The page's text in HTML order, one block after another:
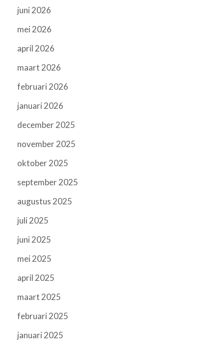
juni 2026
mei 2026
april 2026
maart 2026
februari 2026
januari 2026
december 2025
november 2025
oktober 2025
september 2025
augustus 2025
juli 2025
juni 2025
mei 2025
april 2025
maart 2025
februari 2025
januari 2025